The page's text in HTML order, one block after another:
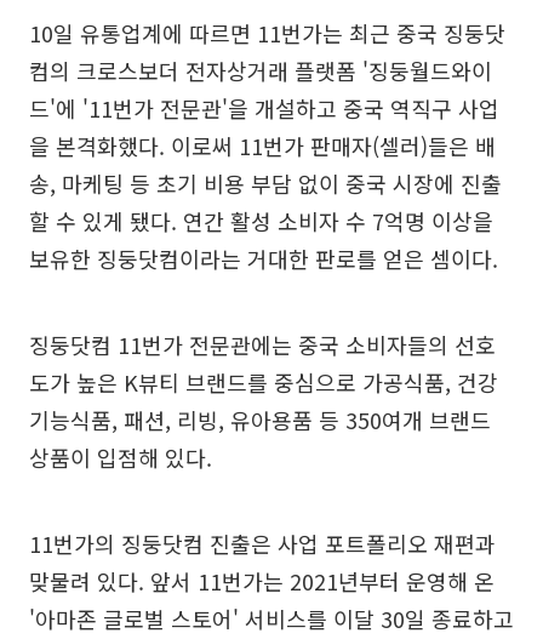
10일 유통업계에 따르면 11번가는 최근 중국 징둥닷
컴의 크로스보더 전자상거래 플랫폼 '징둥월드와이
드'에 '11번가 전문관'을 개설하고 중국 역직구 사업
을 본격화했다. 이로써 11번가 판매자(셀러)들은 배
송, 마케팅 등 초기 비용 부담 없이 중국 시장에 진출
할 수 있게 됐다. 연간 활성 소비자 수 7억명 이상을
보유한 징둥닷컴이라는 거대한 판로를 얻은 셈이다.
징둥닷컴 11번가 전문관에는 중국 소비자들의 선호
도가 높은 K뷰티 브랜드를 중심으로 가공식품, 건강
기능식품, 패션, 리빙, 유아용품 등 350여개 브랜드
상품이 입점해 있다.
11번가의 징둥닷컴 진출은 사업 포트폴리오 재편과
맞물려 있다. 앞서 11번가는 2021년부터 운영해 온
'아마존 글로벌 스토어' 서비스를 이달 30일 종료하고